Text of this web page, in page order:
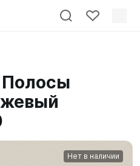
Нет в наличии